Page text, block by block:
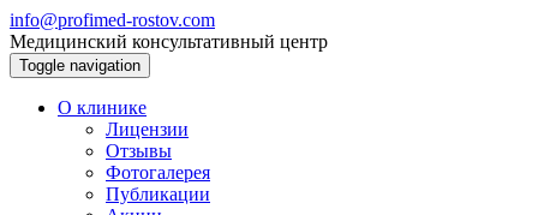
info@profimed-rostov.com
Медицинский консультативный центр
Toggle navigation
О клинике
Лицензии
Отзывы
Фотогалерея
Публикации